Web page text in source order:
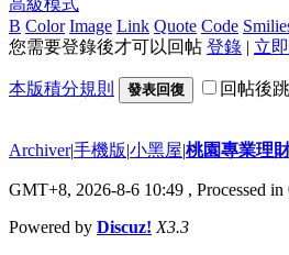
B Color Image Link Quote Code
您需要登錄後才可以回帖 登錄 | 立
本版積分規則 發表回復 回帖後
Archiver|手機版|小黑屋|桃園專業理
GMT+8, 2026-8-6 10:49 , Processed
Powered by Discuz! X3.3